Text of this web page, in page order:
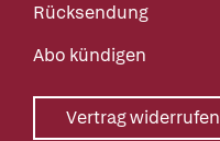
Rücksendung
Abo kündigen
Vertrag widerrufen